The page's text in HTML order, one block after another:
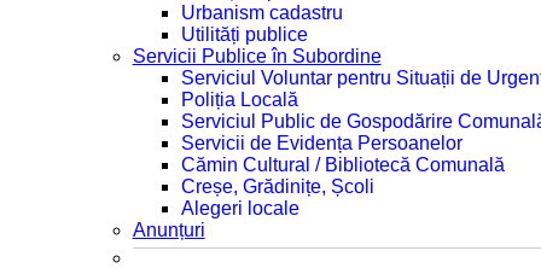
Urbanism cadastru
Utilități publice
Servicii Publice în Subordine
Serviciul Voluntar pentru Situații de
Poliția Locală
Serviciul Public de Gospodărire
Servicii de Evidența Persoanelor
Cămin Cultural / Bibliotecă Comunală
Creșe, Grădinițe, Școli
Alegeri locale
Anunțuri